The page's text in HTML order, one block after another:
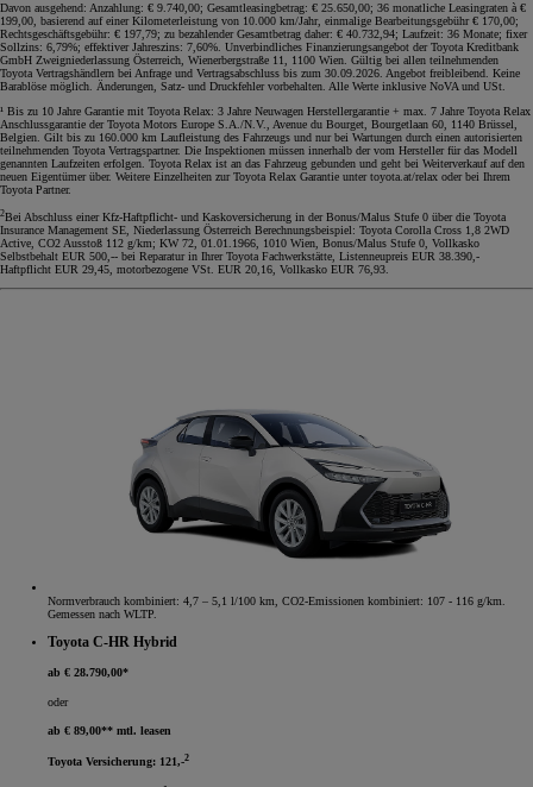
Davon ausgehend: Anzahlung: € 9.740,00; Gesamtleasingbetrag: € 25.650,00; 36 monatliche Leasingraten à €
199,00, basierend auf einer Kilometerleistung von 10.000 km/Jahr, einmalige Bearbeitungsgebühr € 170,00;
Rechtsgeschäftsgebühr: € 197,79; zu bezahlender Gesamtbetrag daher: € 40.732,94; Laufzeit: 36 Monate; fixer
Sollzins: 6,79%; effektiver Jahreszins: 7,60%. Unverbindliches Finanzierungsangebot der Toyota Kreditbank
GmbH Zweigniederlassung Österreich, Wienerbergstraße 11, 1100 Wien. Gültig bei allen teilnehmenden
Toyota Vertragshändlern bei Anfrage und Vertragsabschluss bis zum 30.09.2026. Angebot freibleibend. Keine
Barablöse möglich. Änderungen, Satz- und Druckfehler vorbehalten. Alle Werte inklusive NoVA und USt
¹ Bis zu 10 Jahre Garantie mit Toyota Relax: 3 Jahre Neuwagen Herstellergarantie + max. 7 Jahre Toyota Relax
Anschlussgarantie der Toyota Motors Europe S.A./N.V., Avenue du Bourget, Bourgetlaan 60, 1140 Brüssel,
Belgien. Gilt bis zu 160.000 km Laufleistung des Fahrzeugs und nur bei Wartungen durch einen autorisierten
teilnehmenden Toyota Vertragspartner. Die Inspektionen müssen innerhalb der vom Hersteller für das Modell
genannten Laufzeiten erfolgen. Toyota Relax ist an das Fahrzeug gebunden und geht bei Weiterverkauf auf den
neuen Eigentümer über. Weitere Einzelheiten zur Toyota Relax Garantie unter toyota.at/relax oder bei Ihrem
Toyota Partner.
2Bei Abschluss einer Kfz-Haftpflicht- und Kaskoversicherung in der Bonus/Malus Stufe 0 über die Toyota
Insurance Management SE, Niederlassung Österreich Berechnungsbeispiel: Toyota Corolla Cross 1,8 2WD
Active, CO2 Ausstoß 112 g/km; KW 72, 01.01.1966, 1010 Wien, Bonus/Malus Stufe 0, Vollkasko
Selbstbehalt EUR 500,-- bei Reparatur in Ihrer Toyota Fachwerkstätte, Listenneupreis EUR 38.390,-
Haftpflicht EUR 29,45, motorbezogene VSt. EUR 20,16, Vollkasko EUR 76,93.
Normverbrauch kombiniert: 4,7 – 5,1 l/100 km, CO2-Emissionen kombiniert: 107 - 116 g/km.
Gemessen nach WLTP.
Toyota C-HR Hybrid
ab € 28.790,00*
oder
ab € 89,00** mtl. leasen
Toyota Versicherung: 121,-2